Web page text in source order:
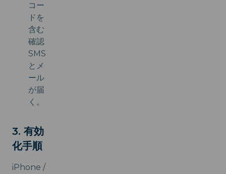
コー
ドを
含む
確認
SMS
とメ
ール
が届
く。
3. 有効
化手順
iPhone /